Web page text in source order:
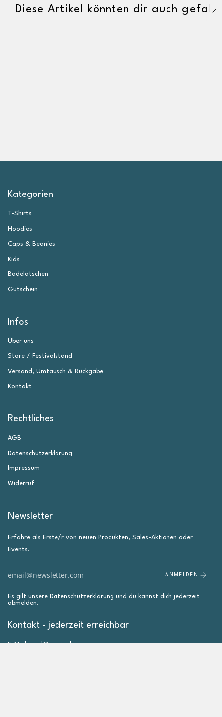
Diese Artikel könnten dir auch
Kategorien
T-Shirts
Hoodies
Caps & Beanies
Kids
Badelatschen
Gutschein
Infos
Über uns
Store / Festivalstand
Versand, Umtausch & Rückgabe
Kontakt
Rechtliches
AGB
Datenschutzerklärung
Impressum
Widerruf
Newsletter
Erfahre als Erste/r von neuen Produkten, Sales-Aktionen oder
Events.
ANMELDEN
Es gilt unsere Datenschutzerklärung und du kannst dich jederzeit
abmelden.
Kontakt - jederzeit erreichbar
E-Mail: mail@irieginal.com